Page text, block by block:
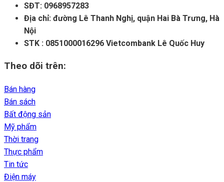
SĐT: 0968957283
Địa chỉ: đường Lê Thanh Nghị, quận Hai Bà Trưng, Hà
Nội
STK : 0851000016296 Vietcombank Lê Quốc Huy
Theo dõi trên:
Bán hàng
Bán sách
Bất động sản
Mỹ phẩm
Thời trang
Thực phẩm
Tin tức
Điện máy